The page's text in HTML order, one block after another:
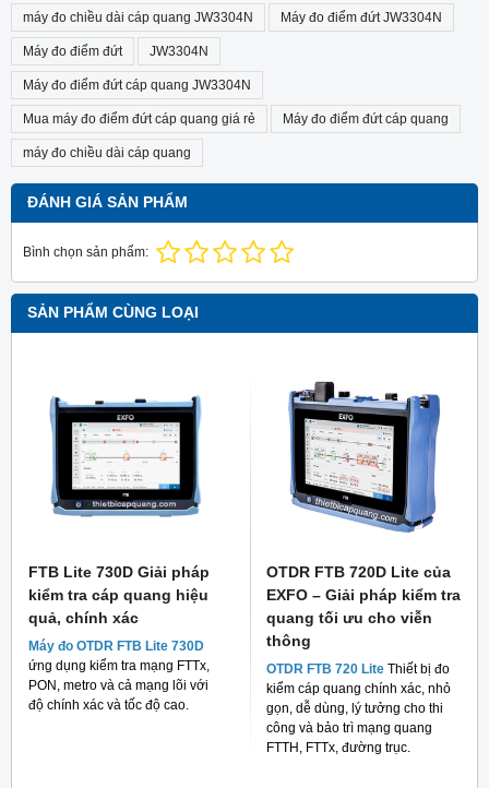
máy đo chiều dài cáp quang JW3304N Máy đo điểm đứt JW3304N
Máy đo điểm đứt JW3304N
Máy đo điểm đứt cáp quang JW3304N
Mua máy đo điểm đứt cáp quang giá rẻ Máy đo điểm đứt cáp quang
máy đo chiều dài cáp quang
ĐÁNH GIÁ SẢN PHẨM
Bình chọn sản phẩm:
SẢN PHẨM CÙNG LOẠI
FTB Lite 730D Giải pháp
kiểm tra cáp quang hiệu
quả, chính xác
Máy đo OTDR FTB Lite 730D
ứng dụng kiểm tra mạng FTTx,
PON, metro và cả mạng lõi với
độ chính xác và tốc độ cao.
OTDR FTB 720D Lite của
EXFO – Giải pháp kiểm tra
quang tối ưu cho viễn
thông
OTDR FTB 720 Lite Thiết bị đo
kiểm cáp quang chính xác, nhỏ
gọn, dễ dùng, lý tưởng cho thi
công và bảo trì mạng quang
FTTH, FTTx, đường trục.